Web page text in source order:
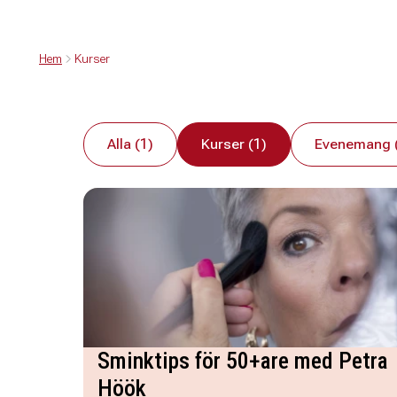
Hem Kurser
Alla (1) Kurser (1) Evenemang
Sminktips för 50+are med Petra
Höök